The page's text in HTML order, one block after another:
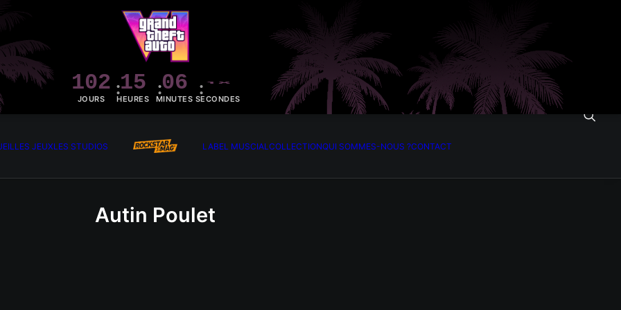
102
JOURS
15
HEURES
06
MINUTES
17
SECONDES
LES JEUXLES STUDIOS LABEL MUSCIALCOLLECTIONQUI SOMMES-NOUS ?CONTACT
Autin Poulet